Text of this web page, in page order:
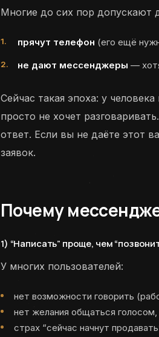
Многие до сих пор допускают
прячут телефон (его ещё
не дают мессенджеры —
Сейчас такая эпоха: у
просто не хочет
ответ. Если вы не даёте этот
заявок.
Почему
1) “Написать” проще, чем
У многих пользователей:
нет возможности говорить
нет желания общаться голосом,
страх “сейчас начнут